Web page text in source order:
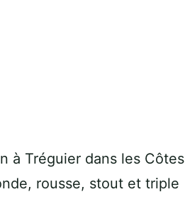
à Tréguier dans les Côtes
rousse, stout et triple